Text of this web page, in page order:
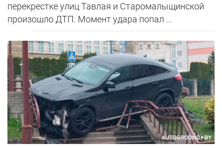
перекрестке улиц Тавлая и Старомалыщинской
произошло ДТП. Момент удара попал ...